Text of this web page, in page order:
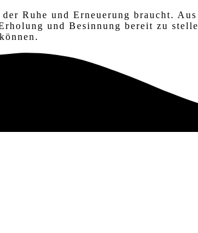
Ruhe und Erneuerung braucht.
und Besinnung bereit zu